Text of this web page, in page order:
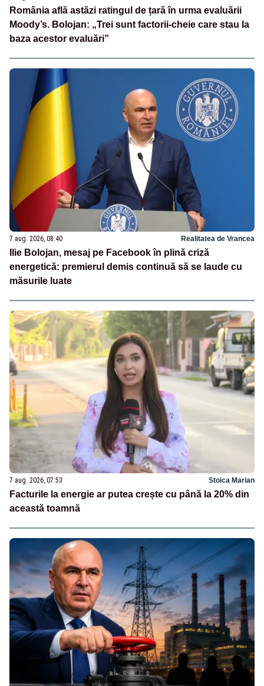
România află astăzi ratingul de țară în urma evaluării
Moody’s. Bolojan: „Trei sunt factorii-cheie care stau la
baza acestor evaluări”
7 aug. 2026, 08:40 Realitatea de Vrancea
Ilie Bolojan, mesaj pe Facebook în plină criză
energetică: premierul demis continuă să se laude cu
măsurile luate
7 aug. 2026, 07:53 Stoica Marian
Facturile la energie ar putea crește cu până la 20% din
această toamnă